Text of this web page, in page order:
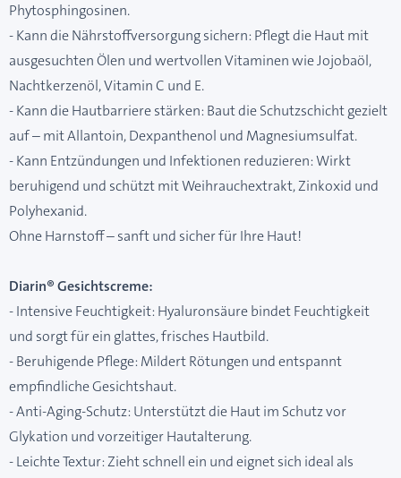
Phytosphingosinen.
- Kann die Nährstoffversorgung sichern: Pflegt die Haut mit
ausgesuchten Ölen und wertvollen Vitaminen wie Jojobaöl,
Nachtkerzenöl, Vitamin C und E.
- Kann die Hautbarriere stärken: Baut die Schutzschicht gezielt
auf – mit Allantoin, Dexpanthenol und Magnesiumsulfat.
- Kann Entzündungen und Infektionen reduzieren: Wirkt
beruhigend und schützt mit Weihrauchextrakt, Zinkoxid und
Polyhexanid.
Ohne Harnstoff – sanft und sicher für Ihre Haut!
Diarin® Gesichtscreme:
- Intensive Feuchtigkeit: Hyaluronsäure bindet Feuchtigkeit
und sorgt für ein glattes, frisches Hautbild.
- Beruhigende Pflege: Mildert Rötungen und entspannt
empfindliche Gesichtshaut.
- Anti-Aging-Schutz: Unterstützt die Haut im Schutz vor
Glykation und vorzeitiger Hautalterung.
- Leichte Textur: Zieht schnell ein und eignet sich ideal als